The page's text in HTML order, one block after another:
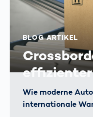
BLOG ARTIKEL
Wie moderne
internationale